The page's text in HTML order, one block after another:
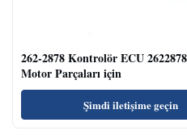
262-2878 Kontrolör ECU
Motor Parçaları için
Şimdi iletişime geçin